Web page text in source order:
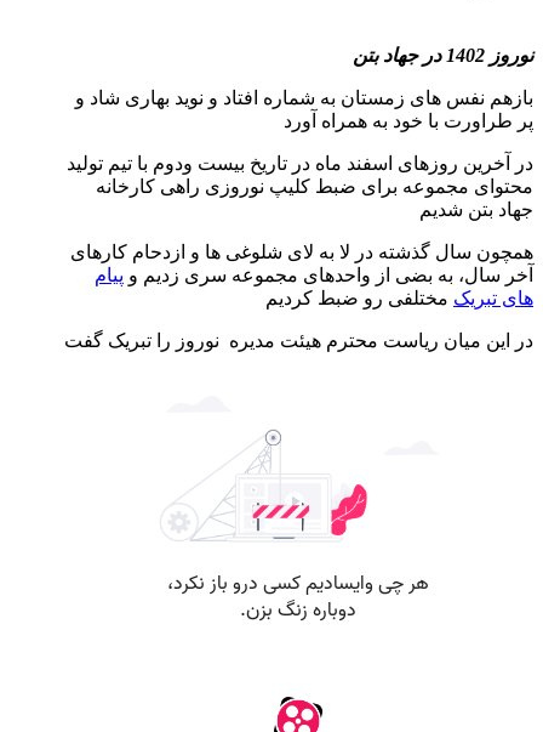
نوروز 1402 در جهاد بتن
بازهم نفس های زمستان به شماره افتاد و نوید بهاری شاد و
پر طراورت با خود به همراه آورد
در آخرین روزهای اسفند ماه در تاریخ بیست ودوم با تیم تولید
محتوای مجموعه برای ضبط کلیپ نوروزی راهی کارخانه
جهاد بتن شدیم
همچون سال گذشته در لا به لای شلوغی ها و ازدحام کارهای
آخر سال، به بضی از واحدهای مجموعه سری زدیم و پیام
های تبریک مختلفی رو ضبط کردیم
در این میان ریاست محترم هیئت مدیره نوروز را تبریک گفت